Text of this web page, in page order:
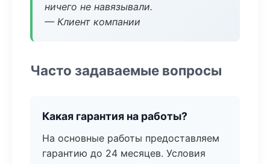
ничего не навязывали.
— Клиент компании
Часто задаваемые вопросы
Какая гарантия на работы?
На основные работы предоставляем
гарантию до 24 месяцев. Условия